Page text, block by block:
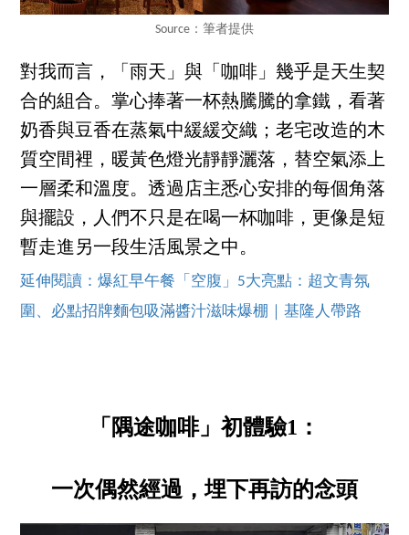
Source：筆者提供
對我而言，「雨天」與「咖啡」幾乎是天生契
合的組合。掌心捧著一杯熱騰騰的拿鐵，看著
奶香與豆香在蒸氣中緩緩交織；老宅改造的木
質空間裡，暖黃色燈光靜靜灑落，替空氣添上
一層柔和溫度。透過店主悉心安排的每個角落
與擺設，人們不只是在喝一杯咖啡，更像是短
暫走進另一段生活風景之中。
延伸閱讀：爆紅早午餐「空腹」5大亮點：超文青氛
圍、必點招牌麵包吸滿醬汁滋味爆棚｜基隆人帶路
「隅途咖啡」初體驗1：
一次偶然經過，埋下再訪的念頭